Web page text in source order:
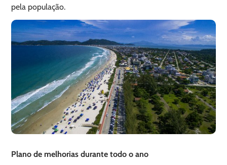
pela população.
Plano de melhorias durante todo o ano